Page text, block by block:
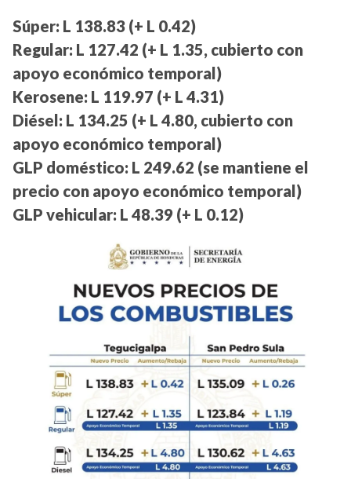
Súper: L 138.83 (+ L 0.42)
Regular: L 127.42 (+ L 1.35, cubierto con
apoyo económico temporal)
Kerosene: L 119.97 (+ L 4.31)
Diésel: L 134.25 (+ L 4.80, cubierto con
apoyo económico temporal)
GLP doméstico: L 249.62 (se mantiene el
precio con apoyo económico temporal)
GLP vehicular: L 48.39 (+ L 0.12)